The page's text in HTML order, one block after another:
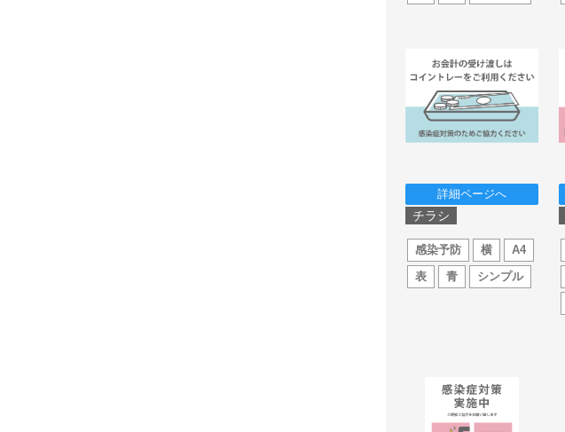
詳細ページへ
チラシ
感染予防 横
A4
表
青 シンプル